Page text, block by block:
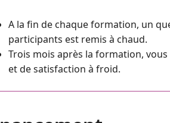
A la fin de chaque formation, un
participants est remis à chaud.
Trois mois après la formation,
et de satisfaction à froid.